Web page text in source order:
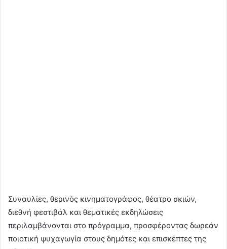
Συναυλίες, θερινός κινηματογράφος, θέατρο σκιών,
διεθνή φεστιβάλ και θεματικές εκδηλώσεις
περιλαμβάνονται στο πρόγραμμα, προσφέροντας δωρεάν
ποιοτική ψυχαγωγία στους δημότες και επισκέπτες της